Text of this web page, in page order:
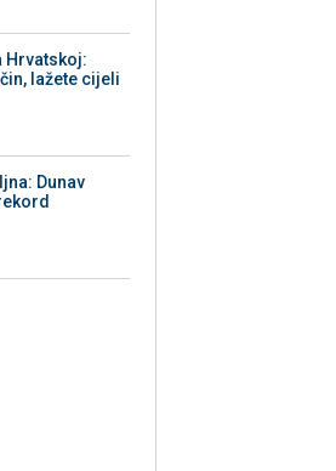
Hrvatskoj:
lažete cijeli
Dunav